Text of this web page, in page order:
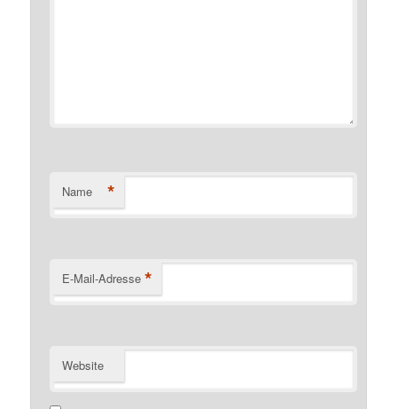
Name *
E-Mail-Adresse *
Website